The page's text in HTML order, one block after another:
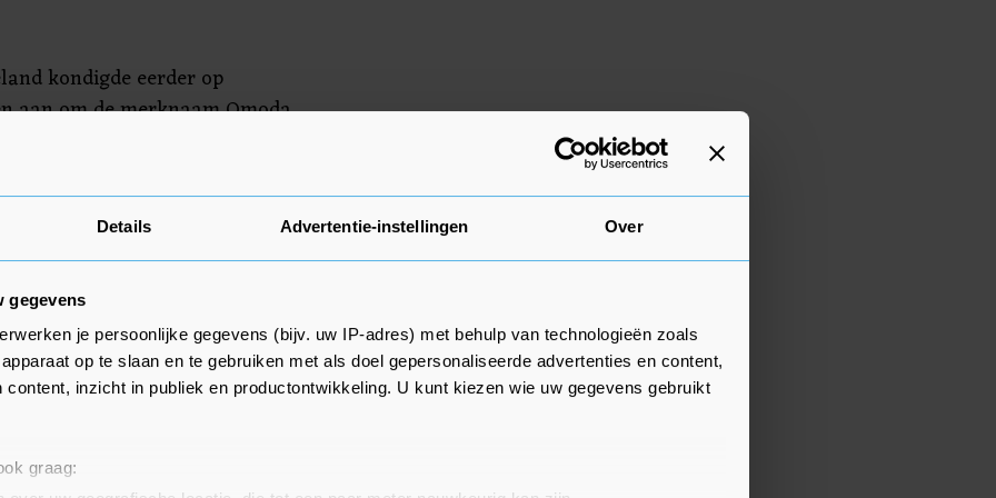
Details Advertentie-instellingen Over
gegevens
je persoonlijke gegevens (bijv. uw IP-adres) met behulp van technologieën zoals
op te slaan en te gebruiken met als doel gepersonaliseerde advertenties en content,
content, inzicht in publiek en productontwikkeling. U kunt kiezen wie uw gegevens gebruikt
graag:
kondigde eerder op
aan om de merknaam Omoda
spraken de twee bedrijven
maar volgens
autofabrikant op een gegeven
rest ons niets anders dan deze
direct bereikbaar voor een
merkenrechtenadvocaat
kan worden om het
de merknaam te gebruiken,